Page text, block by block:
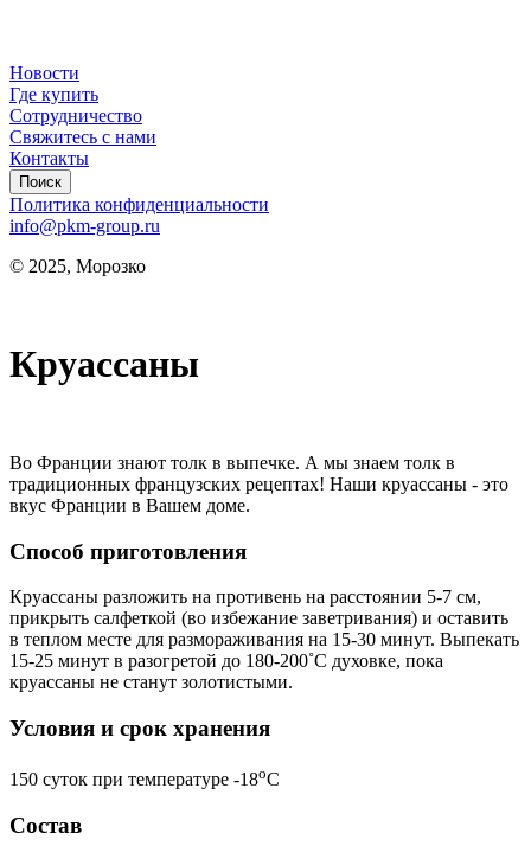
Новости
Где купить
Сотрудничество
Свяжитесь с нами
Контакты
Поиск
Политика конфиденциальности
info@pkm-group.ru
© 2025, Морозко
Круассаны
Во Франции знают толк в выпечке. А мы знаем толк в
традиционных французских рецептах! Наши круассаны - это
вкус Франции в Вашем доме.
Способ приготовления
Круассаны разложить на противень на расстоянии 5-7 см,
прикрыть салфеткой (во избежание заветривания) и оставить
в теплом месте для размораживания на 15-30 минут. Выпекать
15-25 минут в разогретой до 180-200˚С духовке, пока
круассаны не станут золотистыми.
Условия и срок хранения
150 суток при температуре -18oС
Состав